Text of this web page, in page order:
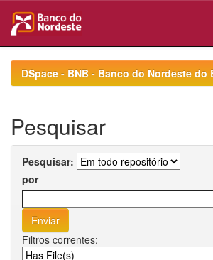
navigationDSpace - BNB - Banco do Nordeste do
Pesquisar
Pesquisar:
por
Filtros correntes: